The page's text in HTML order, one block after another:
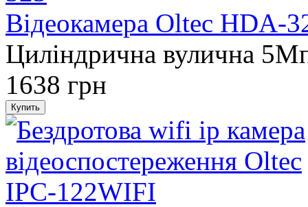
Відеокамера Oltec HDA-
Циліндрична вулична
1638 грн